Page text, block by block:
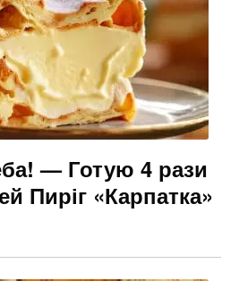
— Готую 4 рази
Пиріг «Карпатка»